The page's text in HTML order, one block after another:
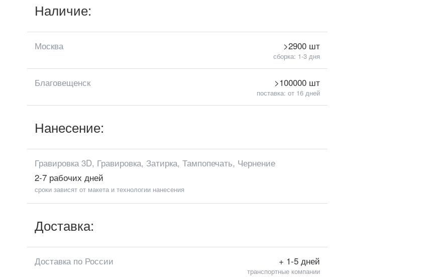
Наличие:
Москва >2900 шт
сборка: 1-3 дня
Благовещенск >100000 шт
поставка: от 16 дней
Нанесение:
Гравировка 3D, Гравировка, Затирка, Тампопечать, Чернение
2-7 рабочих дней
сроки зависят от макета и технологии нанесения
Доставка:
Доставка по России + 1-5 дней
транспортные компании